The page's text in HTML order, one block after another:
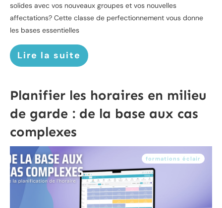
solides avec vos nouveaux groupes et vos nouvelles
affectations? Cette classe de perfectionnement vous donne
les bases essentielles
Lire la suite
Planifier les horaires en milieu
de garde : de la base aux cas
complexes
formations éclair